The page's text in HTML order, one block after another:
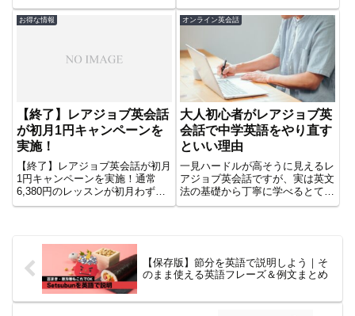
スを除く全プラン対象。お得な始
めどきを逃さないための条件や注
始め方などを解説しています。人
気の毎日25分プランとネイティ
ブパスを合わせても1万円を切る
のでとてもおトクです。
お得な情報
【終了】レアジョブ英会話
が初月1円キャンペーンを
実施！
【終了】レアジョブ英会話が初月
1円キャンペーンを実施！通常
6,380円のレッスンが初月わずか1
円で受けられるチャンス。新規・
オンライン英会話
大人初心者がレアジョブ英
会話で中学英語をやり直す
といい理由
一見ハードルが高そうに見えるレ
アジョブ英会話ですが、実は英文
法の基礎から丁寧に学べるとても
初心者さんフレンドリー。この記
【保存版】節分を英語で説明しよう｜そ
のまま使える英語フレーズ＆例文まとめ